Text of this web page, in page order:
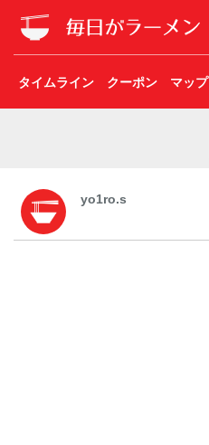
タイムライン クーポン マップ
yo1ro.s